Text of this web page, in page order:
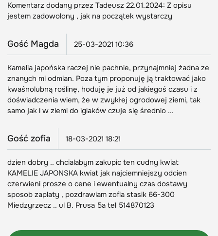
Komentarz dodany przez Tadeusz 22.01.2024: Z opisu
jestem zadowolony , jak na początek wystarczy
Gość Magda 25-03-2021 10:36
Kamelia japońska raczej nie pachnie, przynajmniej żadna ze
znanych mi odmian. Poza tym proponuję ją traktować jako
kwaśnolubną roślinę, hoduję je już od jakiegoś czasu i z
doświadczenia wiem, że w zwykłej ogrodowej ziemi, tak
samo jak i w ziemi do iglaków czuje się średnio ...
Gość zofia 18-03-2021 18:21
dzien dobry .. chcialabym zakupic ten cudny kwiat
KAMELIE JAPONSKA kwiat jak najciemniejszy odcien
czerwieni prosze o cene i ewentualny czas dostawy
sposob zaplaty , pozdrawiam zofia stasik 66-300
Miedzyrzecz .. ul B. Prusa 5a tel 514870123